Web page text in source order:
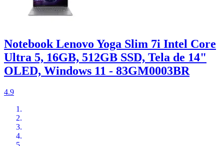
Notebook Lenovo Yoga Slim 7i Intel Core
Ultra 5, 16GB, 512GB SSD, Tela de 14"
OLED, Windows 11 - 83GM0003BR
4.9